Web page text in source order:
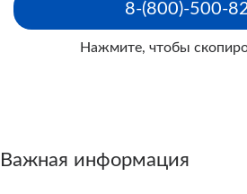
первичного бюро МСЭ
Главное бюро
Шаблон заявления по
8-(800)-500-
Нажмите, чтобы
Важная информация